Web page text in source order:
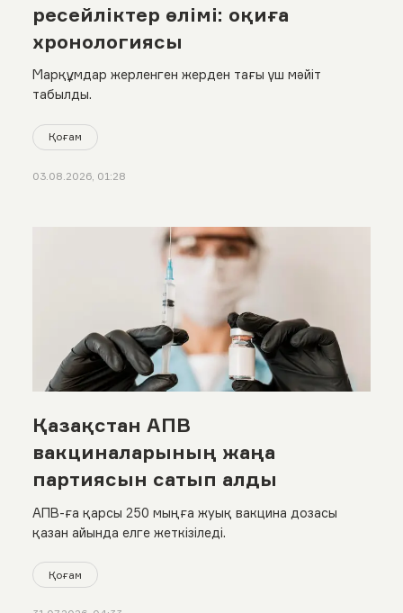
ресейліктер өлімі: оқиға
хронологиясы
Марқұмдар жерленген жерден тағы үш мәйіт
табылды.
Қоғам
03.08.2026, 01:28
Қазақстан АПВ
вакциналарының жаңа
партиясын сатып алды
АПВ-ға қарсы 250 мыңға жуық вакцина дозасы
қазан айында елге жеткізіледі.
Қоғам